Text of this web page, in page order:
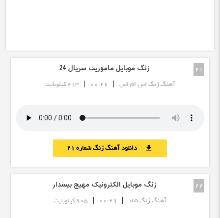
21 زنگ موبایل ماموریت سریال 24
آهنگ زنگ اس ام اس |
00:26
| 413 کیلوبایت
download دانلود آهنگ زنگ شماره 21
22 زنگ موبایل الکترونیک مهیج بیسدار
آهنگ زنگ شاد |
00:29
| 905 کیلوبایت